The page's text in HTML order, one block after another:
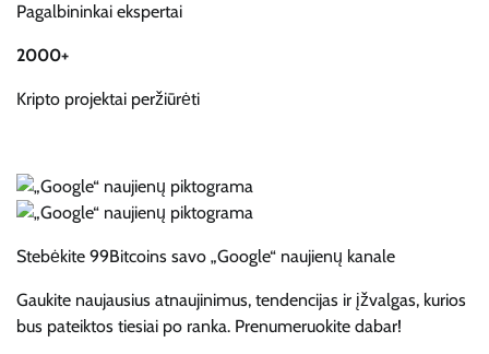
Pagalbininkai ekspertai
2000+
Kripto projektai peržiūrėti
Stebėkite 99Bitcoins savo „Google“ naujienų kanale
Gaukite naujausius atnaujinimus, tendencijas ir įžvalgas, kurios
bus pateiktos tiesiai po ranka. Prenumeruokite dabar!